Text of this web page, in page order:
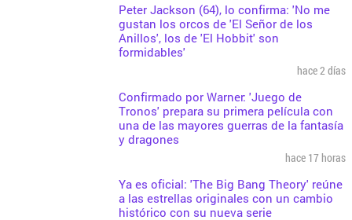
Peter Jackson (64), lo confirma: 'No me
gustan los orcos de 'El Señor de los
Anillos', los de 'El Hobbit' son
formidables'
hace 2 días
Confirmado por Warner: 'Juego de
Tronos' prepara su primera película con
una de las mayores guerras de la fantasía
y dragones
hace 17 horas
Ya es oficial: 'The Big Bang Theory' reúne
a las estrellas originales con un cambio
histórico con su nueva serie